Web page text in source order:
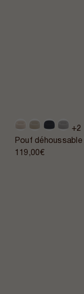
+2
Pouf
119,00€